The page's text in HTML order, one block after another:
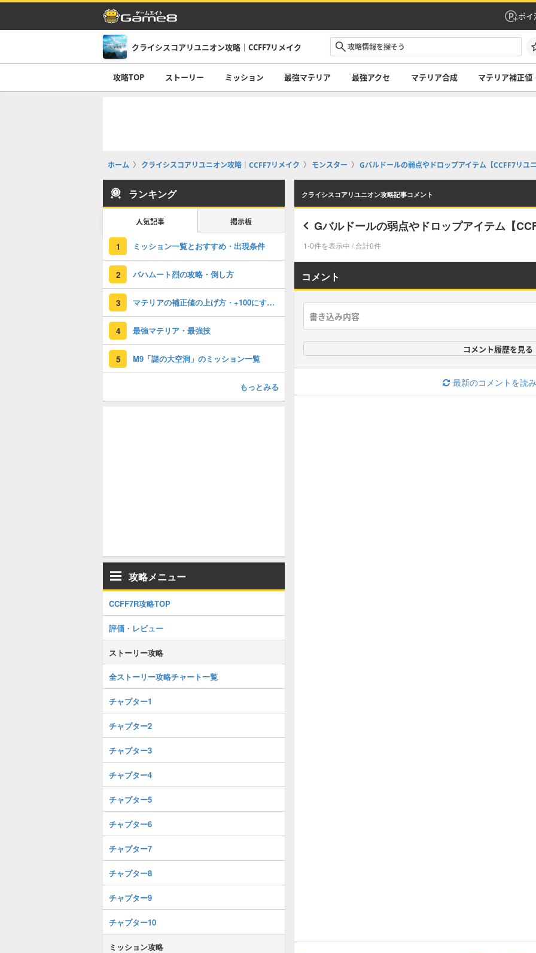
ポイ
クライシスコアリユニオン攻略｜CCFF7リメイク
攻略TOP ストーリー ミッション 最強マテリア 最強アクセ マテリア合成 マテリア補正値
ホーム クライシスコアリユニオン攻略｜CCFF7リメイク モンスター Gバルドールの弱点やドロップアイテム【CCFF7リユニ
クライシスコアリユニオン攻略記事コメント
Gバルドールの弱点やドロップアイテム【
1-0件を表示中 / 合計0件
コメント
コメント履歴を見る
最新のコメントを読
ランキング
人気記事 掲示板
1 ミッション一覧とおすすめ・出現条件
2 バハムート烈の攻略・倒し方
3 マテリアの補正値の上げ方・+100にする方法
4 最強マテリア・最強技
5 M9「謎の大空洞」のミッション一覧
もっとみる
攻略メニュー
CCFF7R攻略TOP
評価・レビュー
ストーリー攻略
全ストーリー攻略チャート一覧
チャプター1
チャプター2
チャプター3
チャプター4
チャプター5
チャプター6
チャプター7
チャプター8
チャプター9
チャプター10
ミッション攻略